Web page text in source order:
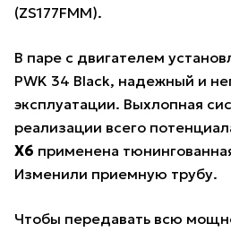
(ZS177FMM).
В паре с двигателем
PWK 34 Black, надежный и
эксплуатации. Выхлопная
реализации всего
X6 применена
Изменили приемную трубу.
Чтобы передавать всю